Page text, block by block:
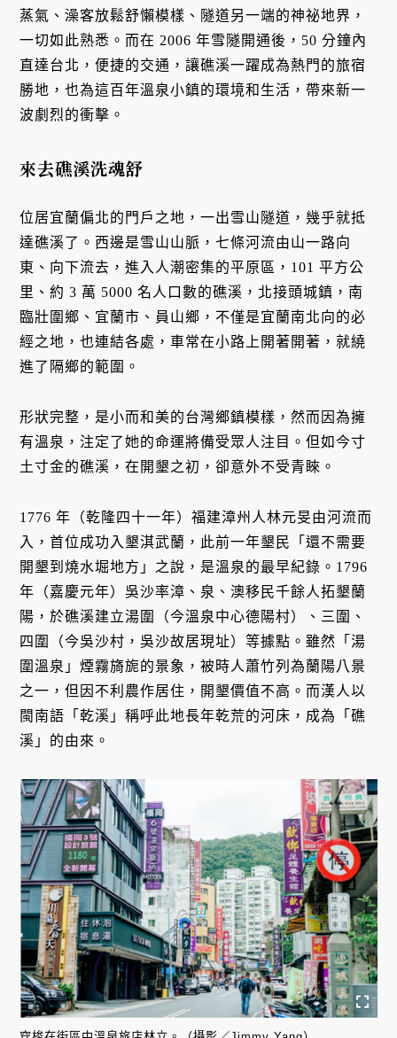
蒸氣、澡客放鬆舒懶模樣、隧道另一端的神祕地界，
一切如此熟悉。而在 2006 年雪隧開通後，50 分鐘內
直達台北，便捷的交通，讓礁溪一躍成為熱門的旅宿
勝地，也為這百年溫泉小鎮的環境和生活，帶來新一
波劇烈的衝擊。
來去礁溪洗魂舒
位居宜蘭偏北的門戶之地，一出雪山隧道，幾乎就抵
達礁溪了。西邊是雪山山脈，七條河流由山一路向
東、向下流去，進入人潮密集的平原區，101 平方公
里、約 3 萬 5000 名人口數的礁溪，北接頭城鎮，南
臨壯圍鄉、宜蘭市、員山鄉，不僅是宜蘭南北向的必
經之地，也連結各處，車常在小路上開著開著，就繞
進了隔鄉的範圍。
形狀完整，是小而和美的台灣鄉鎮模樣，然而因為擁
有溫泉，注定了她的命運將備受眾人注目。但如今寸
土寸金的礁溪，在開墾之初，卻意外不受青睞。
1776 年（乾隆四十一年）福建漳州人林元旻由河流而
入，首位成功入墾淇武蘭，此前一年墾民「還不需要
開墾到燒水堀地方」之說，是溫泉的最早紀錄。1796
年（嘉慶元年）吳沙率漳、泉、澳移民千餘人拓墾蘭
陽，於礁溪建立湯圍（今溫泉中心德陽村）、三圍、
四圍（今吳沙村，吳沙故居現址）等據點。雖然「湯
圍溫泉」煙霧旖旎的景象，被時人蕭竹列為蘭陽八景
之一，但因不利農作居住，開墾價值不高。而漢人以
閩南語「乾溪」稱呼此地長年乾荒的河床，成為「礁
溪」的由來。